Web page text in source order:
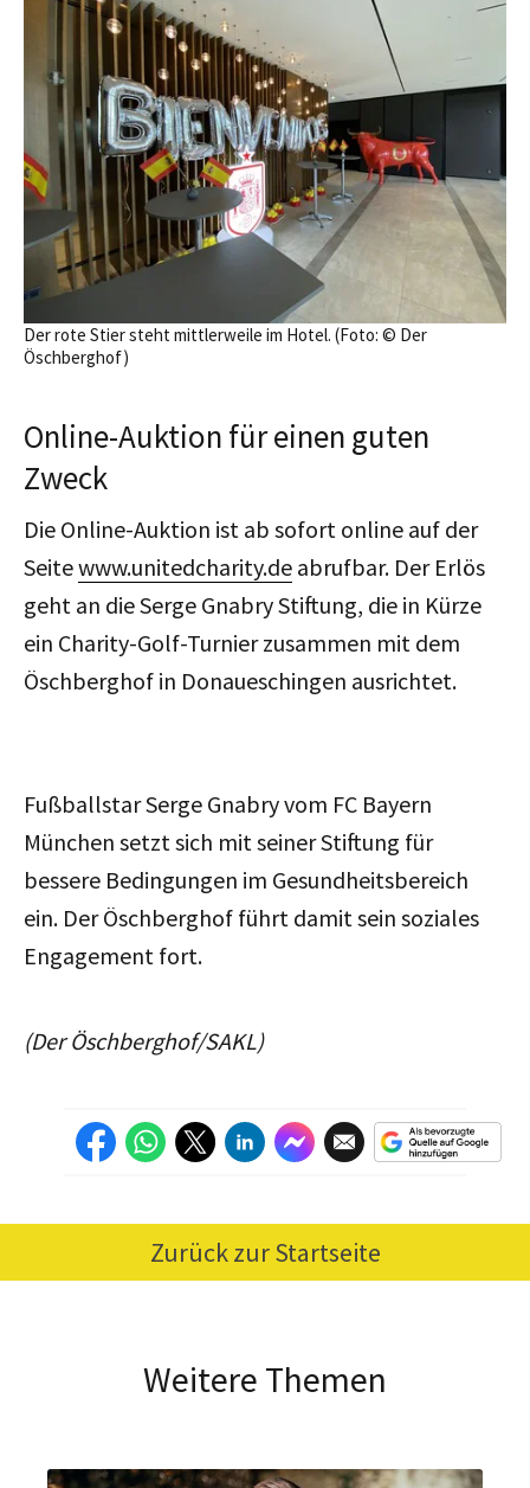
Der rote Stier steht mittlerweile im Hotel. (Foto: © Der
Öschberghof)
Online-Auktion für einen guten
Zweck
Die Online-Auktion ist ab sofort online auf der
Seitewww.unitedcharity.de abrufbar. Der Erlös
geht an die Serge Gnabry Stiftung, die in Kürze
ein Charity-Golf-Turnier zusammen mit dem
Öschberghof in Donaueschingen ausrichtet.
Fußballstar Serge Gnabry vom FC Bayern
München setzt sich mit seiner Stiftung für
bessere Bedingungen im Gesundheitsbereich
ein. Der Öschberghof führt damit sein soziales
Engagement fort.
(Der Öschberghof/SAKL)
Zurück zur Startseite
Weitere Themen